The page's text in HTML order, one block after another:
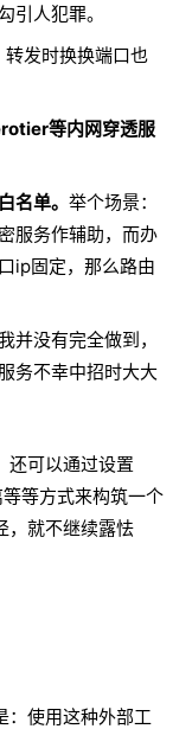
引人犯罪。
转发时换换端口也
等内网穿透服
名单。 举个场景：
服务作辅助，而办
ip固定，那么路由
并没有完全做到，
务不幸中招时大大
还可以通过设置
等方式来构筑一个
，就不继续露怯
：使用这种外部工